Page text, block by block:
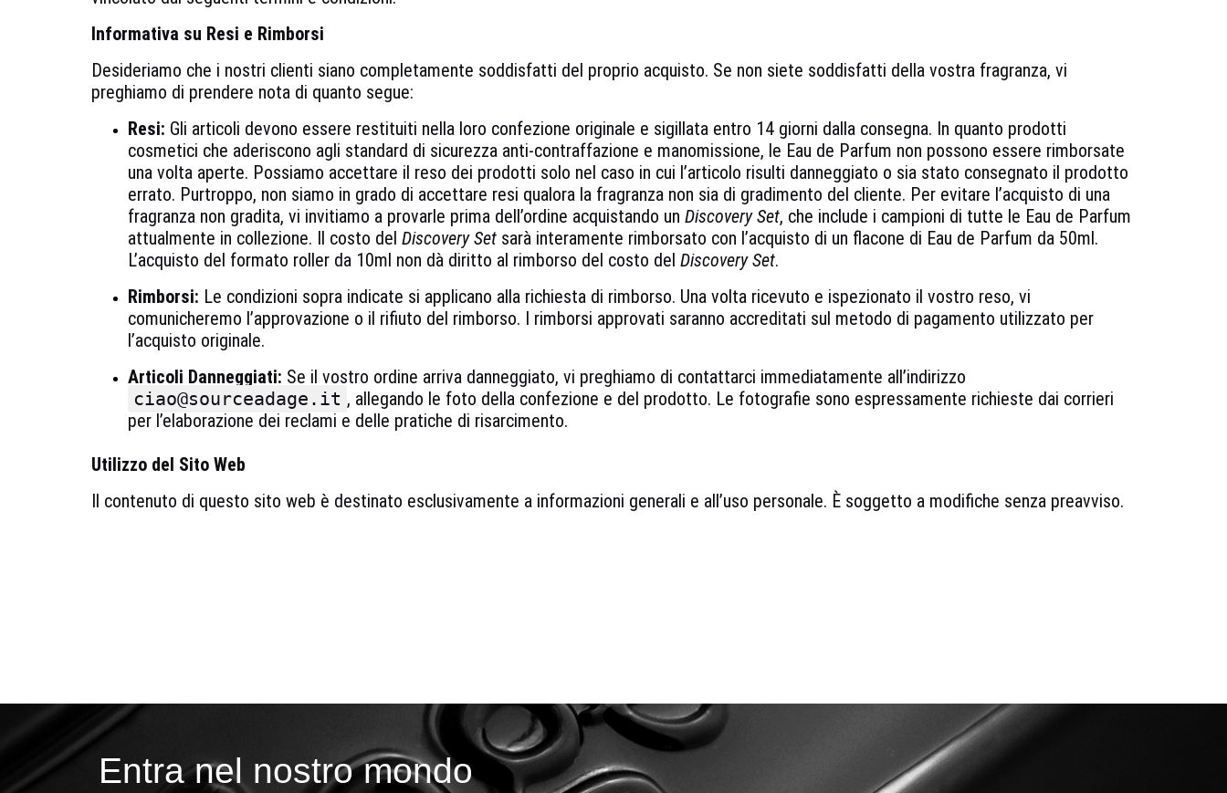
Informativa su Resi e Rimborsi
Desideriamo che i nostri clienti siano completamente soddisfatti del proprio acquisto. Se non siete soddisfatti della vostra fragranza, vi
preghiamo di prendere nota di quanto segue:
Resi: Gli articoli devono essere restituiti nella loro confezione originale e sigillata entro 14 giorni dalla consegna. In quanto prodotti
cosmetici che aderiscono agli standard di sicurezza anti-contraffazione e manomissione, le Eau de Parfum non possono essere rimborsate
una volta aperte. Possiamo accettare il reso dei prodotti solo nel caso in cui l’articolo risulti danneggiato o sia stato consegnato il prodotto
errato. Purtroppo, non siamo in grado di accettare resi qualora la fragranza non sia di gradimento del cliente. Per evitare l’acquisto di una
fragranza non gradita, vi invitiamo a provarle prima dell’ordine acquistando un Discovery Set, che include i campioni di tutte le Eau de Parfum
attualmente in collezione. Il costo del Discovery Set sarà interamente rimborsato con l’acquisto di un flacone di Eau de Parfum da 50ml.
L’acquisto del formato roller da 10ml non dà diritto al rimborso del costo del Discovery Set.
Rimborsi: Le condizioni sopra indicate si applicano alla richiesta di rimborso. Una volta ricevuto e ispezionato il vostro reso, vi
comunicheremo l’approvazione o il rifiuto del rimborso. I rimborsi approvati saranno accreditati sul metodo di pagamento utilizzato per
l’acquisto originale.
Articoli Danneggiati: Se il vostro ordine arriva danneggiato, vi preghiamo di contattarci immediatamente all’indirizzo
ciao@sourceadage.it , allegando le foto della confezione e del prodotto. Le fotografie sono espressamente richieste dai corrieri
per l’elaborazione dei reclami e delle pratiche di risarcimento.
Utilizzo del Sito Web
Il contenuto di questo sito web è destinato esclusivamente a informazioni generali e all’uso personale. È soggetto a modifiche senza preavviso.
Entra nel nostro mondo